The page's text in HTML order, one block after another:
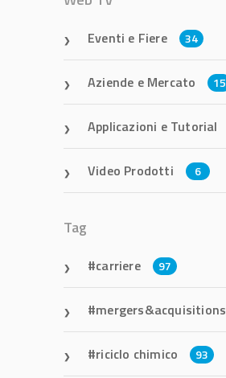
Eventi e Fiere 34
Aziende e Mercato 15
Applicazioni e Tutorial
Video Prodotti 6
Tag
carriere 97
mergers&acquisitions
riciclo chimico 93